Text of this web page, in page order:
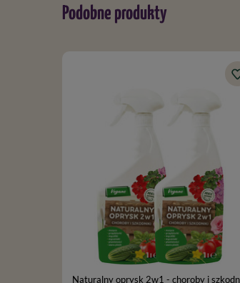
Podobne produkty
Naturalny oprysk 2w1 - choroby i